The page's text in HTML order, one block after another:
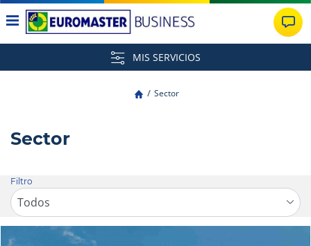
MIS SERVICIOS
Sector
Sector
Filtro